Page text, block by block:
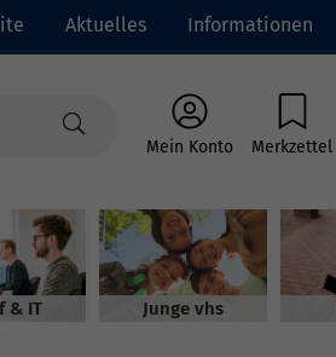
Aktuelles Informationen
Mein Konto Merkzettel
& IT Junge vhs